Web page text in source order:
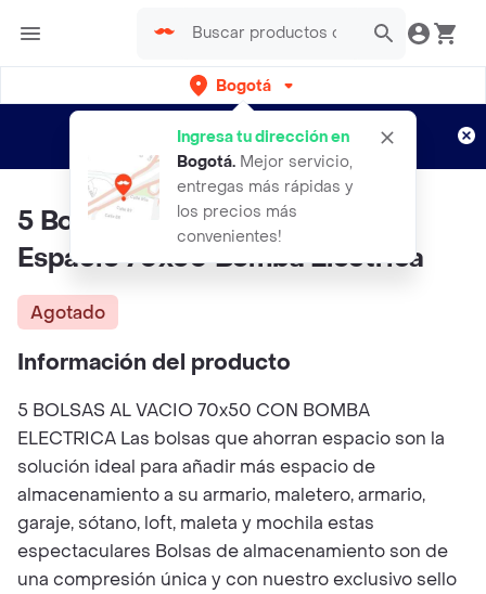
Bogotá
Ingresa tu dirección en
Bogotá. Mejor servicio,
entregas más rápidas y
los precios más
convenientes!
envíos gratis por semanas
Aplican TyC
5 Bolsas Al Vacio Ahorrador De
Espacio 70x50 Bomba Electrica
Agotado
Información del producto
5 BOLSAS AL VACIO 70x50 CON BOMBA
ELECTRICA Las bolsas que ahorran espacio son la
solución ideal para añadir más espacio de
almacenamiento a su armario, maletero, armario,
garaje, sótano, loft, maleta y mochila estas
espectaculares Bolsas de almacenamiento son de
una compresión única y con nuestro exclusivo sello